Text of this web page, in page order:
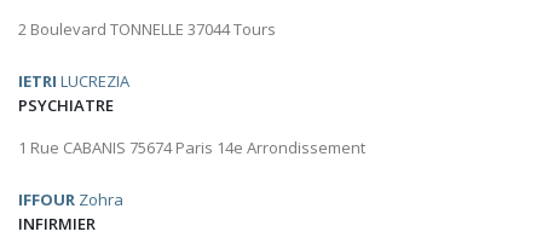
2 Boulevard TONNELLE 37044 Tours
IETRI LUCREZIA
PSYCHIATRE
1 Rue CABANIS 75674 Paris 14e Arrondissement
IFFOUR Zohra
INFIRMIER